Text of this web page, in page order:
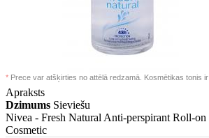
* Prece var atšķirties no attēlā redzamā. Kosmētikas tonis
Apraksts
Dzimums Sieviešu
Nivea - Fresh Natural Anti-perspirant Roll-on
Cosmetic